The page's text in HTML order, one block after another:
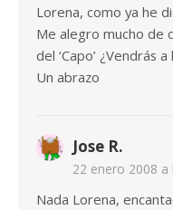
Lorena, como ya he
Me alegro mucho de
del ‘Capo’ ¿Vendrás a
Un abrazo
Jose R.
22 enero 2008 a
Nada Lorena,